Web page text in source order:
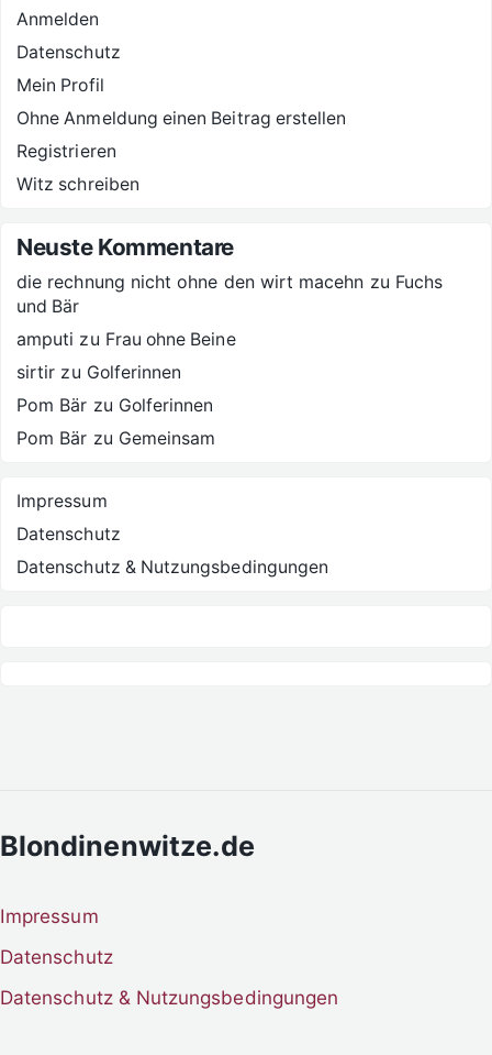
Anmelden
Datenschutz
Mein Profil
Ohne Anmeldung einen Beitrag erstellen
Registrieren
Witz schreiben
Neuste Kommentare
die rechnung nicht ohne den wirt macehn zu Fuchs
und Bär
amputi zu Frau ohne Beine
sirtir zu Golferinnen
Pom Bär zu Golferinnen
Pom Bär zu Gemeinsam
Impressum
Datenschutz
Datenschutz & Nutzungsbedingungen
Blondinenwitze.de
Impressum
Datenschutz
Datenschutz & Nutzungsbedingungen